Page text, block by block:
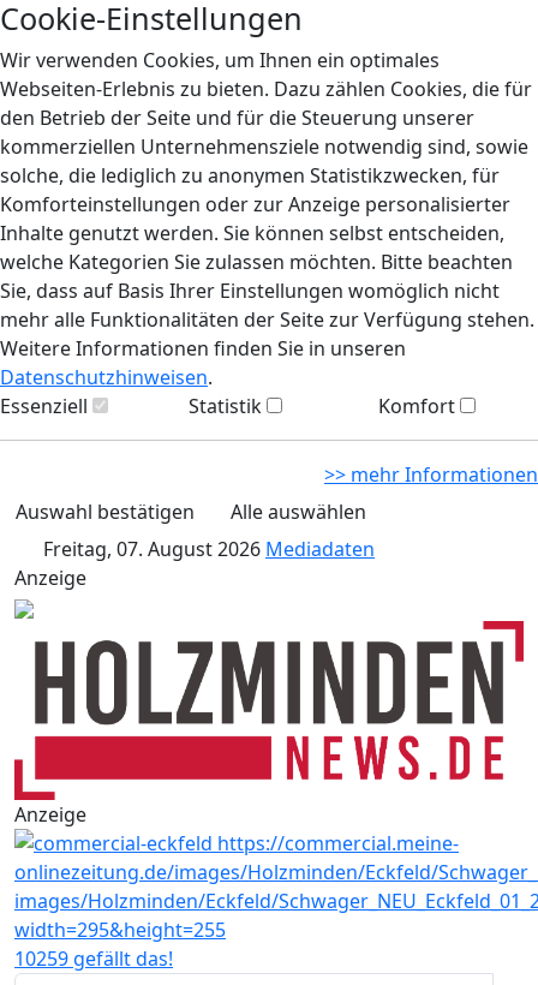
Cookie-Einstellungen
Wir verwenden Cookies, um Ihnen ein optimales
Webseiten-Erlebnis zu bieten. Dazu zählen Cookies, die für
den Betrieb der Seite und für die Steuerung unserer
kommerziellen Unternehmensziele notwendig sind, sowie
solche, die lediglich zu anonymen Statistikzwecken, für
Komforteinstellungen oder zur Anzeige personalisierter
Inhalte genutzt werden. Sie können selbst entscheiden,
welche Kategorien Sie zulassen möchten. Bitte beachten
Sie, dass auf Basis Ihrer Einstellungen womöglich nicht
mehr alle Funktionalitäten der Seite zur Verfügung stehen.
Weitere Informationen finden Sie in unseren
Datenschutzhinweisen.
Essenziell
Statistik Komfort
>> mehr Informationen
Auswahl bestätigen
Alle auswählen
Freitag, 07. August 2026 Mediadaten
Anzeige
Anzeige
10259 gefällt das!